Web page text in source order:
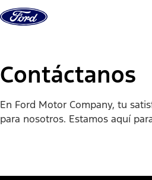
Saltar al contenido
Contáctanos
En Ford Motor Company, tu
para nosotros. Estamos aquí